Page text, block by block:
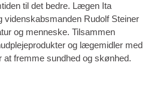
til det bedre. Lægen Ita
videnskabsmanden Rudolf Steiner
og menneske. Tilsammen
og lægemidler med
at fremme sundhed og skønhed.